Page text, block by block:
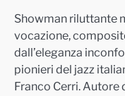
Showman riluttante
vocazione,
dall’eleganza
pionieri del jazz
Franco Cerri.